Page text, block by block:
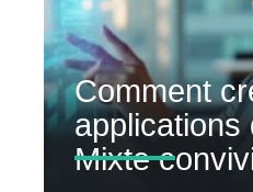
Comment
applications
Mixte